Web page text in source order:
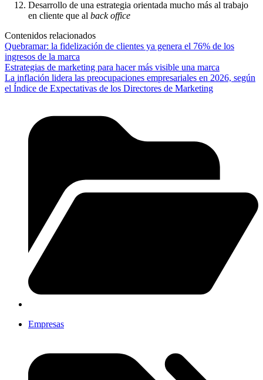
Desarrollo de una estrategia orientada mucho más al trabajo
en cliente que al back office
Contenidos relacionados
Quebramar: la fidelización de clientes ya genera el 76% de los
ingresos de la marca
Estrategias de marketing para hacer más visible una marca
La inflación lidera las preocupaciones empresariales en 2026, según
el Índice de Expectativas de los Directores de Marketing
Empresas